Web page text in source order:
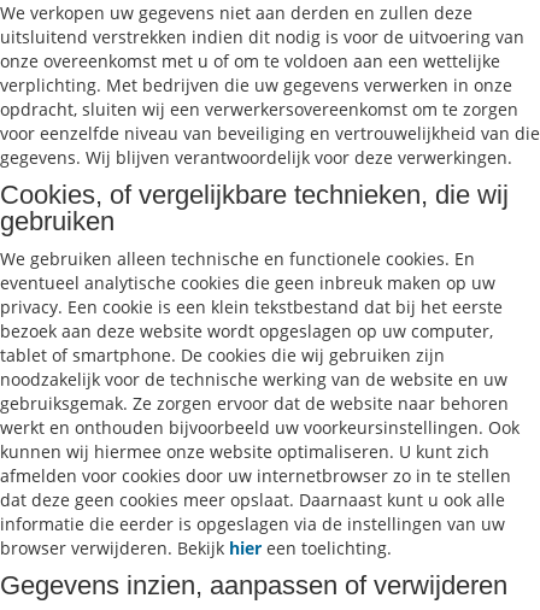
We verkopen uw gegevens niet aan derden en zullen deze
uitsluitend verstrekken indien dit nodig is voor de uitvoering van
onze overeenkomst met u of om te voldoen aan een wettelijke
verplichting. Met bedrijven die uw gegevens verwerken in onze
opdracht, sluiten wij een verwerkersovereenkomst om te zorgen
voor eenzelfde niveau van beveiliging en vertrouwelijkheid van die
gegevens. Wij blijven verantwoordelijk voor deze verwerkingen.
Cookies, of vergelijkbare technieken, die wij
gebruiken
We gebruiken alleen technische en functionele cookies. En
eventueel analytische cookies die geen inbreuk maken op uw
privacy. Een cookie is een klein tekstbestand dat bij het eerste
bezoek aan deze website wordt opgeslagen op uw computer,
tablet of smartphone. De cookies die wij gebruiken zijn
noodzakelijk voor de technische werking van de website en uw
gebruiksgemak. Ze zorgen ervoor dat de website naar behoren
werkt en onthouden bijvoorbeeld uw voorkeursinstellingen. Ook
kunnen wij hiermee onze website optimaliseren. U kunt zich
afmelden voor cookies door uw internetbrowser zo in te stellen
dat deze geen cookies meer opslaat. Daarnaast kunt u ook alle
informatie die eerder is opgeslagen via de instellingen van uw
browser verwijderen. Bekijk hier een toelichting.
Gegevens inzien, aanpassen of verwijderen